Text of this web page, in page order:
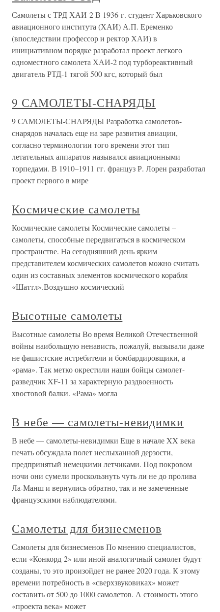
Самолеты с ТРД ХАИ-2 В 1936 г. студент Харьковского
авиационного института (ХАИ) А.П. Еременко
(впоследствии профессор и ректор ХАИ) в
инициативном порядке разработал проект легкого
одноместного самолета ХАИ-2 под турбореактивный
двигатель РТД-1 тягой 500 кгс, который был
9 САМОЛЕТЫ-СНАРЯДЫ
9 САМОЛЕТЫ-СНАРЯДЫ Разработка самолетов-
снарядов началась еще на заре развития авиации,
согласно терминологии того времени этот тип
летательных аппаратов назывался авиационными
торпедами. В 1910–1911 гг. француз Р. Лорен разработал
проект первого в мире
Космические самолеты
Космические самолеты Космические самолеты –
самолеты, способные передвигаться в космическом
пространстве. На сегодняшний день ярким
представителем космических самолетов можно считать
один из составных элементов космического корабля
«Шаттл».Воздушно-космический
Высотные самолеты
Высотные самолеты Во время Великой Отечественной
войны наибольшую ненависть, пожалуй, вызывали даже
не фашистские истребители и бомбардировщики, а
«рама». Так метко окрестили наши бойцы самолет-
разведчик XF-11 за характерную раздвоенность
хвостовой балки. «Рама» могла
В небе — самолеты-невидимки
В небе — самолеты-невидимки Еще в начале XX века
печать обсуждала полет неслыханной дерзости,
предпринятый немецкими летчиками. Под покровом
ночи они сумели проскользнуть чуть ли не до пролива
Ла-Манш и вернулись обратно, так и не замеченные
французскими наблюдателями.
Самолеты для бизнесменов
Самолеты для бизнесменов По мнению специалистов,
если «Конкорд-2» или иной аналогичный самолет будут
созданы, то это произойдет не ранее 2020 года. К этому
времени потребность в «сверхзвуковиках» может
составить от 500 до 1000 самолетов. А стоимость этого
«проекта века» может